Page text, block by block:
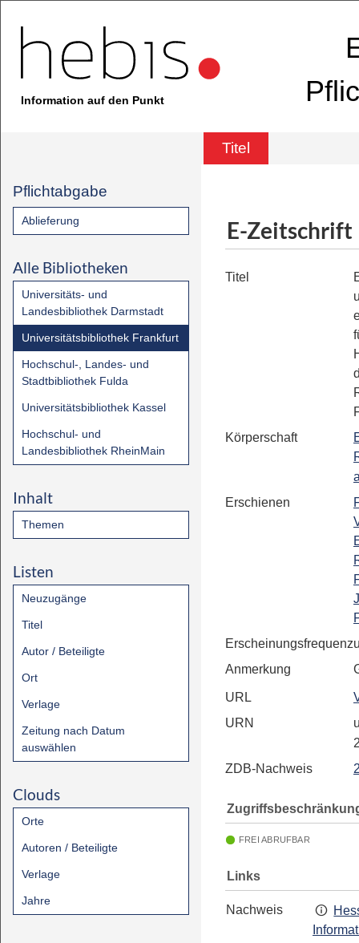
Information auf den Punkt
Titel
Pflichtabgabe
Ablieferung
Alle Bibliotheken
Universitäts- und
Landesbibliothek Darmstadt
Universitätsbibliothek Frankfurt
Hochschul-, Landes- und
Stadtbibliothek Fulda
Universitätsbibliothek Kassel
Hochschul- und
Landesbibliothek RheinMain
Inhalt
Themen
Listen
Neuzugänge
Titel
Autor / Beteiligte
Ort
Verlage
Zeitung nach Datum
auswählen
Clouds
Orte
Autoren / Beteiligte
Verlage
Jahre
E-Zeitschrift
Titel
Körperschaft
Erschienen
Erscheinungsfrequenz
Anmerkung
URL
URN
ZDB-Nachweis
FREI ABRUFBAR
Links
Nachweis